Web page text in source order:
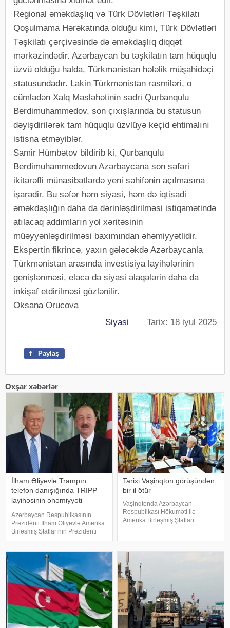
Regional əməkdaşlıq və Türk Dövlətləri Təşkilatı
Qoşulmama Hərəkatında olduğu kimi, Türk Dövlətləri
Təşkilatı çərçivəsində də əməkdaşlıq diqqət
mərkəzindədir. Azərbaycan bu təşkilatın tam hüquqlu
üzvü olduğu halda, Türkmənistan hələlik müşahidəçi
statusundadır. Lakin Türkmənistan rəsmiləri, o
cümlədən Xalq Məsləhətinin sədri Qurbanqulu
Berdimuhammedov, son çıxışlarında bu statusun
dəyişdirilərək tam hüquqlu üzvlüyə keçid ehtimalını
istisna etməyiblər.
Samir Hümbətov bildirib ki, Qurbanqulu
Berdimuhammedovun Azərbaycana son səfəri
ikitərəfli münasibətlərdə yeni səhifənin açılmasına
işarədir. Bu səfər həm siyasi, həm də iqtisadi
əməkdaşlığın daha da dərinləşdirilməsi istiqamətində
atılacaq addımların yol xəritəsinin
müəyyənləşdirilməsi baxımından əhəmiyyətlidir.
Ekspertin fikrincə, yaxın gələcəkdə Azərbaycanla
Türkmənistan arasında investisiya layihələrinin
genişlənməsi, eləcə də siyasi əlaqələrin daha da
inkişaf etdirilməsi gözlənilir.
Oksana Orucova
Siyasi Tarix: 18 iyul 2025
f Paylaş
Oxşar xəbərlər
İlham Əliyevlə Trampın
telefon danışığında TRIPP
layihəsinin əhəmiyyəti
Azərbaycan Respublikasının
Prezidenti İlham Əliyevlə Amerika
Birləşmiş Ştatlarının Prezidenti
Donald Tramp arasında telefon
layihəsinin regional bağlantılar
baxımından əhəmiyyəti
vurğulanıb, Azərbayca
Tarixi Vaşinqton görüşündən
bir il ötür
Vaşinqtonda Azərbaycan
Respublikası Hökuməti ilə
Amerika Birləşmiş Ştatları
xatırladır ki, Vaşinqton şəhərində
8 avqust 2025-ci il tarixində
Azərbayca